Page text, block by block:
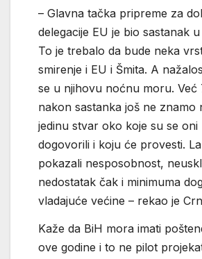
– Glavna tačka pripreme za
delegacije EU je bio sastanak
To je trebalo da bude neka
smirenje i EU i Šmita. A
se u njihovu noćnu moru. Već
nakon sastanka još ne znamo
jedinu stvar oko koje su se oni
dogovorili i koju će provesti.
pokazali nesposobnost,
nedostatak čak i minimuma
vladajuće većine – rekao je
Kaže da BiH mora imati
ove godine i to ne pilot